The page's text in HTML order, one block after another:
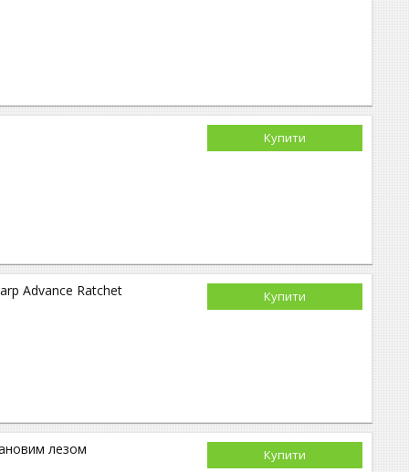
Купити
Купити
Advance Ratchet
Купити
лезом